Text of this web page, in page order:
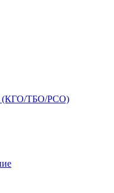
(КГО/ТБО/РСО)